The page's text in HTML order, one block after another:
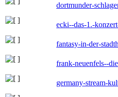
dortmunder-
ecki--das-1.-
fantasy-in-der-
frank-neuenfels--
germany-stream-